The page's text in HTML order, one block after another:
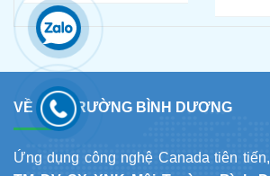
Homestay Phú Quốc – Kiên
Giang: Giải Pháp
Composite Đúc Sẵn Tối Ưu
Tiến Độ Du Lịch
Dùng
VỀ MÔI TRƯỜNG BÌNH DƯƠNG
Ứng dụng công nghệ Canada tiên